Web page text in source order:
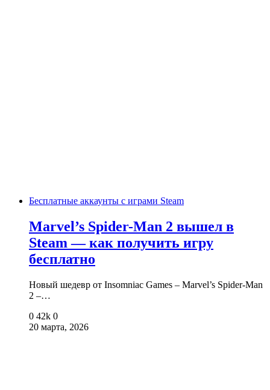
Бесплатные аккаунты с играми Steam
Marvel’s Spider-Man 2 вышел в
Steam — как получить игру
бесплатно
Новый шедевр от Insomniac Games – Marvel’s Spider-Man
2 –…
0 42k 0
20 марта, 2026